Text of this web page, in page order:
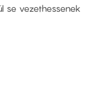
se vezethessenek